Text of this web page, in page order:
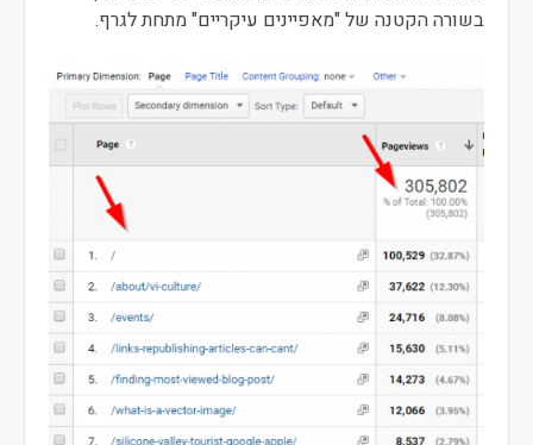
בשורה הקטנה של "מאפיינים עיקריים" מתחת לגרף.